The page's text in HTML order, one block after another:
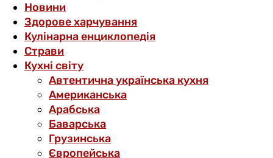
Новини
Здорове харчування
Кулінарна енциклопедія
Страви
Кухні світу
Автентична українська кухня
Американська
Арабська
Баварська
Грузинська
Європейська